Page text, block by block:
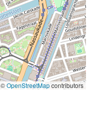
©OpenStreetMapcontributors